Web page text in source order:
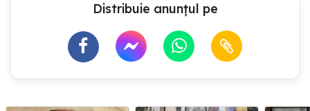
Distribuie anunțul pe